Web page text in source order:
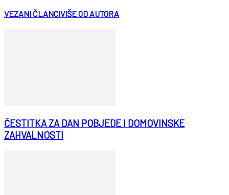
VEZANI ČLANCIVIŠE OD AUTORA
ČESTITKA ZA DAN POBJEDE I DOMOVINSKE
ZAHVALNOSTI